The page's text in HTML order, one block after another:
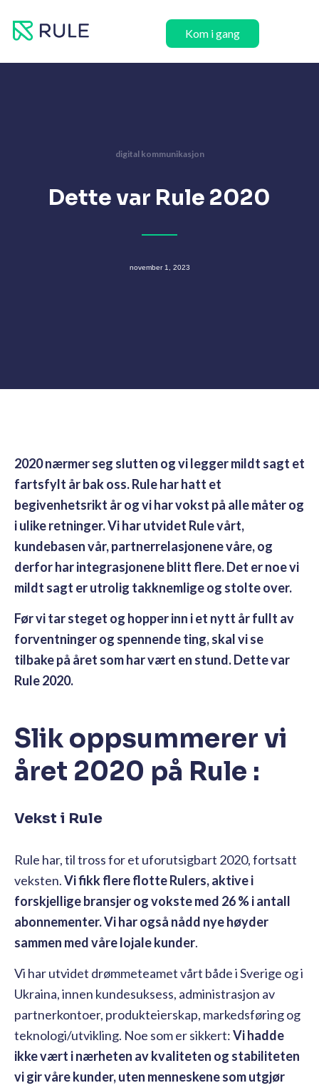
rett
Kom i gang
digital kommunikasjon
Dette var Rule 2020
november 1, 2023
2020 nærmer seg slutten og vi legger mildt sagt et
fartsfylt år bak oss. Rule har hatt et
begivenhetsrikt år og vi har vokst på alle måter og
i ulike retninger. Vi har utvidet Rule vårt,
kundebasen vår, partnerrelasjonene våre, og
derfor har integrasjonene blitt flere. Det er noe vi
mildt sagt er utrolig takknemlige og stolte over.
Før vi tar steget og hopper inn i et nytt år fullt av
forventninger og spennende ting, skal vi se
tilbake på året som har vært en stund. Dette var
Rule 2020.
Slik oppsummerer vi
året 2020 på Rule :
Vekst i Rule
Rule har, til tross for et uforutsigbart 2020, fortsatt
veksten.Vi fikk flere flotte Rulers, aktive i
forskjellige bransjer og vokste med 26 % i antall
abonnementer. Vi har også nådd nye høyder
sammen med våre lojale kunder.
Vi har utvidet drømmeteamet vårt både i Sverige og i
Ukraina, innen kundesuksess, administrasjon av
partnerkontoer, produkteierskap, markedsføring og
teknologi/utvikling. Noe som er sikkert:Vi hadde
ikke vært i nærheten av kvaliteten og stabiliteten
vi gir våre kunder, uten menneskene som utgjør